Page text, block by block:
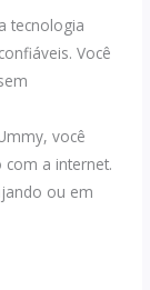
tecnologia
Você
você
a internet.
ou em